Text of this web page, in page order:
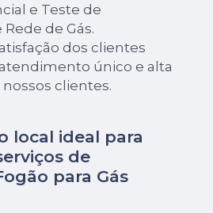
e Teste de
de Gás.
dos clientes
único e alta
clientes.
local ideal para
de
para Gás